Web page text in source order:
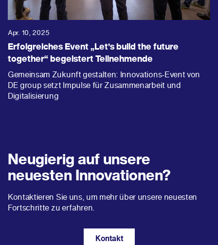
Apr. 10, 2025
Erfolgreiches Event „Let’s build the future
together“ begeistert Teilnehmende
Gemeinsam Zukunft gestalten: Innovations-Event von
DE group setzt Impulse für Zusammenarbeit und
Digitalisierung
Neugierig auf unsere
neuesten Innovationen?
Kontaktieren Sie uns, um mehr über unsere neuesten
Fortschritte zu erfahren.
Kontakt